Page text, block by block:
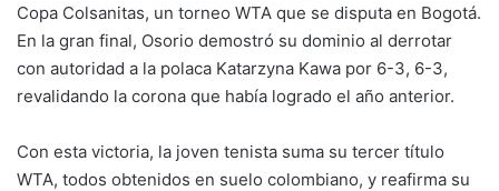
Copa Colsanitas, un torneo WTA que se disputa en Bogotá.
En la gran final, Osorio demostró su dominio al derrotar
con autoridad a la polaca Katarzyna Kawa por 6-3, 6-3,
revalidando la corona que había logrado el año anterior.
Con esta victoria, la joven tenista suma su tercer título
WTA, todos obtenidos en suelo colombiano, y reafirma su